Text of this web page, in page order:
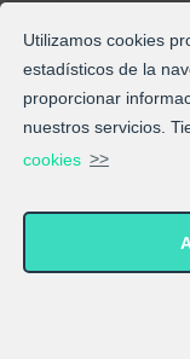
Utilizamos cookies
estadísticos de la
proporcionar
nuestros servicios.
cookies >>
de
21
6
9